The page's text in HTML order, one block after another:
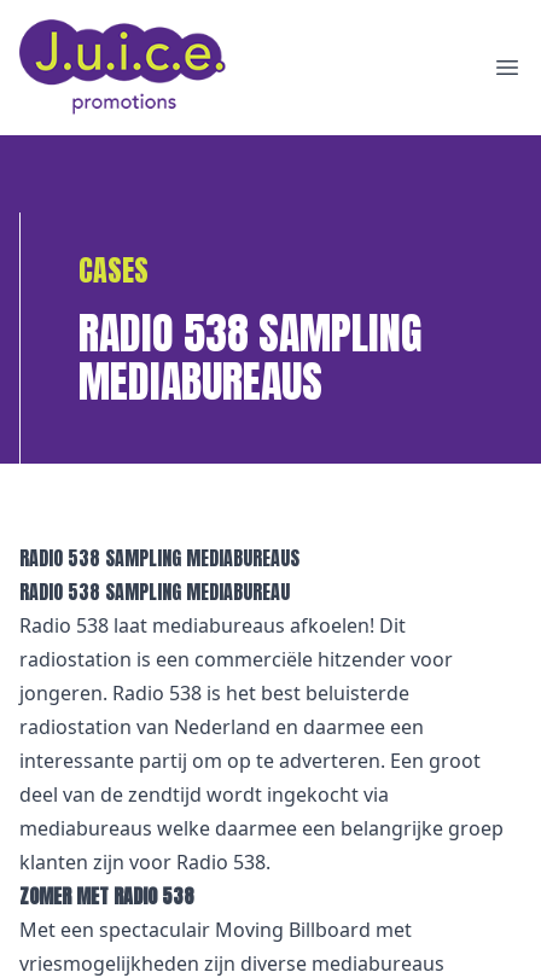
CASES
RADIO 538 SAMPLING
MEDIABUREAUS
RADIO 538 SAMPLING MEDIABUREAUS
RADIO 538 SAMPLING MEDIABUREAU
Radio 538 laat mediabureaus afkoelen! Dit
radiostation is een commerciële hitzender voor
jongeren. Radio 538 is het best beluisterde
radiostation van Nederland en daarmee een
interessante partij om op te adverteren. Een groot
deel van de zendtijd wordt ingekocht via
mediabureaus welke daarmee een belangrijke groep
klanten zijn voor Radio 538.
ZOMER MET RADIO 538
Met een spectaculair Moving Billboard met
vriesmogelijkheden zijn diverse mediabureaus